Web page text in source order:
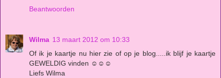
Beantwoorden
Wilma 13 maart 2012 om 10:33
Of ik je kaartje nu hier zie of op je blog.....ik blijf je kaartje
GEWELDIG vinden ☺☺☺
Liefs Wilma